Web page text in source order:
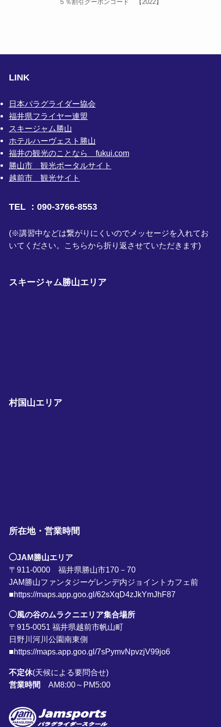
５％割引クーポンコード 【2022】
LINK
日本パラグライダー協会
福井県フライヤー連盟
スキージャム勝山
ホテルハーヴェスト勝山
福井の観光のことなら fukui.com
勝山市 観光ポータルサイト
越前市 観光サイト
TEL ：090-3766-8553
(※講習中などは繋がりにくいのでメッセージを入れてお
いてください。こちらから折り返させていただきます)
スキージャム勝山エリア
村国山エリア
所在地・営業時間
◯JAM勝山エリア
〒911-0000 福井県勝山市170－70
JAM勝山ファンタジーゲレンデ内ジョイントカフェ前
■https://maps.app.goo.gl/62sXqD4zJkYmJhF87
◯風の谷のムラクニエリア集合場所
〒915-0051 福井県越前市帆山町
日野川河川公園南東側
■https://maps.app.goo.gl/7sPymvNpvzjV99jo6
不定休(天候による要問合せ)
営業時間
AM8:00～PM5:00